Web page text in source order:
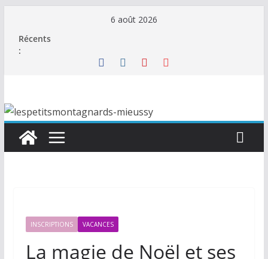
contenu
6 août 2026
Récents
:
INSCRIPTIONS VACANCES
La magie de Noël et ses